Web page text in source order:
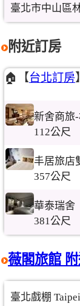
臺北市中山區
附近訂房
🏠【台北訂房】
新舍商旅
112公尺
丰居旅店
357公尺
華泰瑞舍
381公尺
薇閣旅館
臺北戲棚